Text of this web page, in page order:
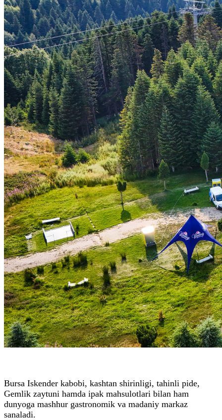
Bursa Iskender kabobi, kashtan shirinligi, tahinli pide,
Gemlik zaytuni hamda ipak mahsulotlari bilan ham
dunyoga mashhur gastronomik va madaniy markaz
sanaladi.